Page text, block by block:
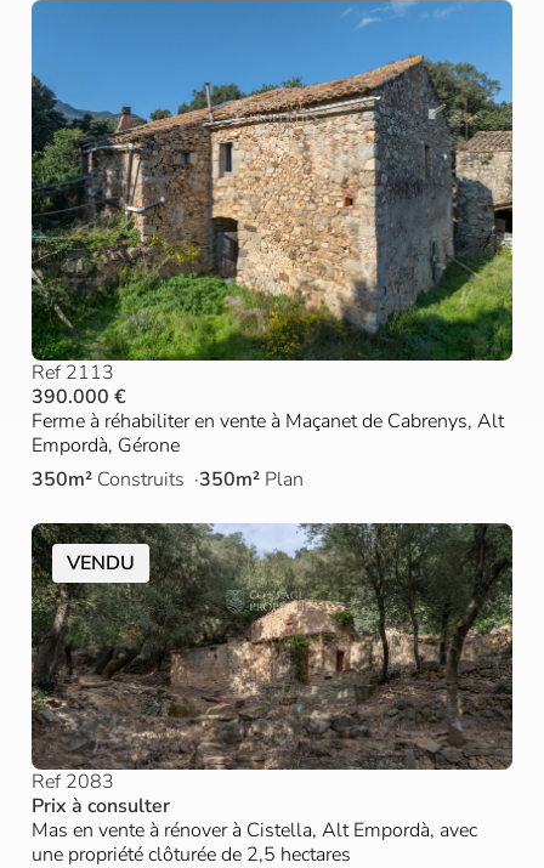
Ref 2113
390.000 €
Ferme à réhabiliter en vente à Maçanet de Cabrenys, Alt
Empordà, Gérone
350m² Construits 350m² Plan
VENDU
Ref 2083
Prix à consulter
Mas en vente à rénover à Cistella, Alt Empordà, avec
une propriété clôturée de 2,5 hectares